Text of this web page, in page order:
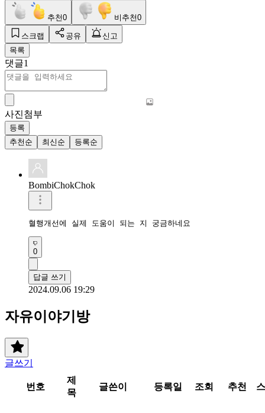
추천0 비추천0
스크랩 공유
신고
목록
댓글1
사진첨부
등록
추천순
최신순 등록순
BombiChokChok
혈행개선에 실제 도움이 되는 지 궁금하네요
0
답글 쓰기
2024.09.06 19:29
자유이야기방
글쓰기
번호
제
목
글쓴이 등록일 조회 추천